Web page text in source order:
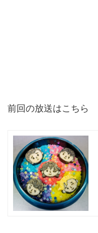
前回の放送はこちら